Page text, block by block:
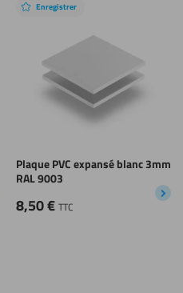
Enregistrer
Plaque PVC expansé blanc 3mm
RAL 9003
8,50€ TTC